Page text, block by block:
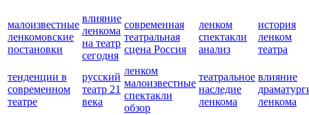
малоизвестные
ленкомовские
постановки
влияние
ленкома
на театр
сегодня
современная
театральная
сцена Россия
ленком
спектакли
анализ
история
ленком
театра
тенденции в
современном
театре
русский
театр 21
века
ленком
малоизвестные
спектакли
обзор
театральное
наследие
ленкома
влияние
ленкома